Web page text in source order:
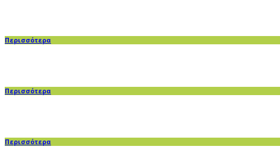
Περισσότερα
Περισσότερα
Περισσότερα